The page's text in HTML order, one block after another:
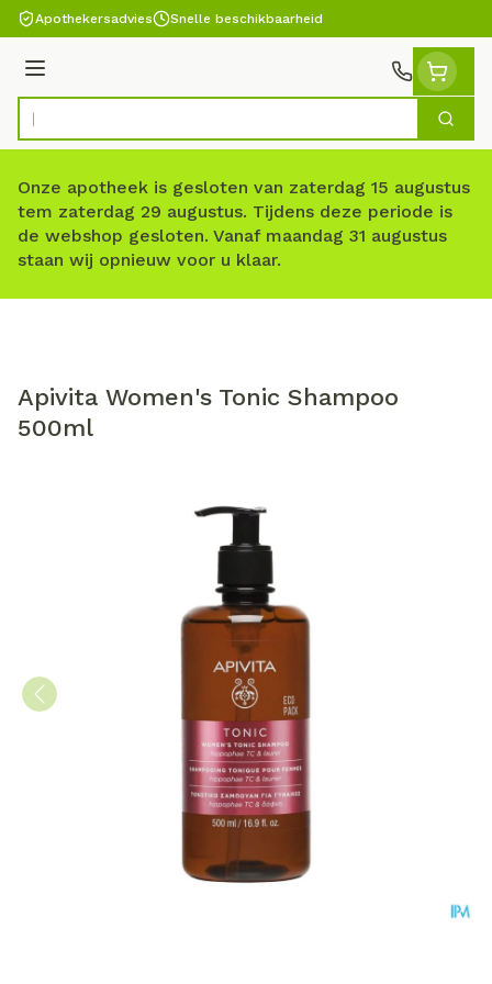
Ga naar de inhoud
Apothekersadvies Snelle beschikbaarheid
Menu
Product, merk, categorie... Zoek
Onze apotheek is gesloten van zaterdag 15 augustus
tem zaterdag 29 augustus. Tijdens deze periode is
de webshop gesloten. Vanaf maandag 31 augustus
staan wij opnieuw voor u klaar.
Apivita Women's Tonic Shampoo
500ml